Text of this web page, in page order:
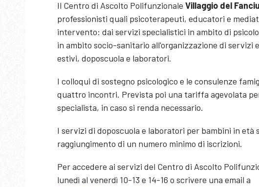
Il Centro di Ascolto Polifunzionale Villaggio del
professionisti quali psicoterapeuti, educatori e
intervento: dai servizi specialistici in ambito di
in ambito socio-sanitario all'organizzazione di
estivi, doposcuola e laboratori.
I colloqui di sostegno psicologico e le consulenze
quattro incontri. Prevista poi una tariffa agevolata
specialista, in caso si renda necessario.
I servizi di doposcuola e laboratori per bambini in età
raggiungimento di un numero minimo di iscrizioni.
Per accedere ai servizi del Centro di Ascolto
lunedì al venerdì 10-13 e 14-16 o scrivere una email a